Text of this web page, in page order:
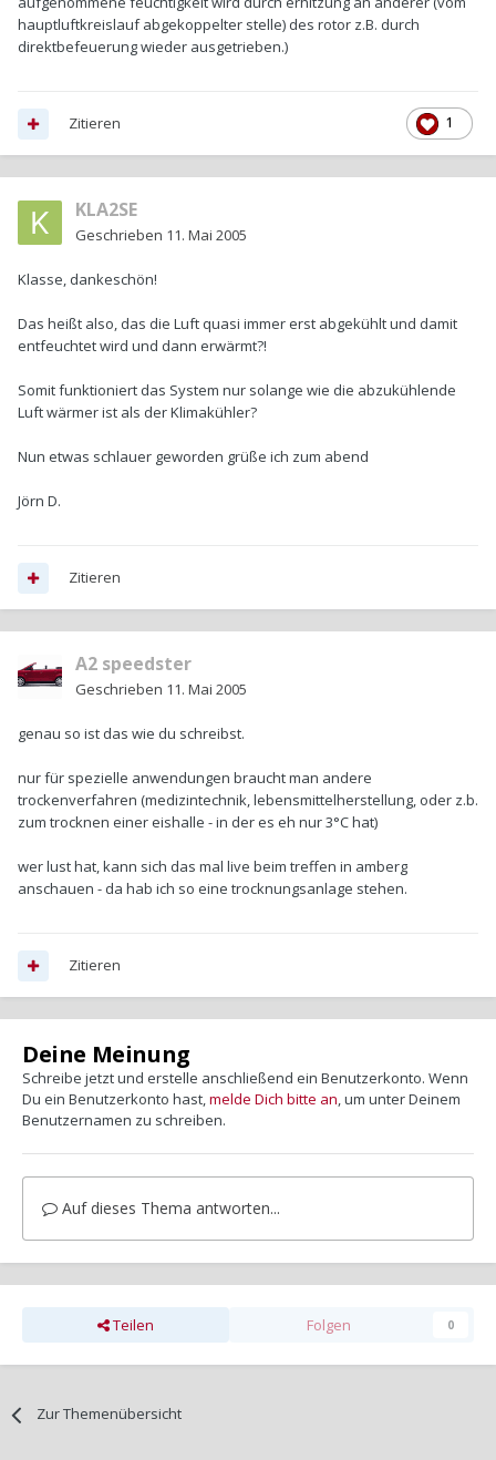
hauptluftkreislauf abgekoppelter stelle) des rotor z.B. durch
direktbefeuerung wieder ausgetrieben.)
1
Zitieren
KLA2SE
Geschrieben 11. Mai 2005
Klasse, dankeschön!
Das heißt also, das die Luft quasi immer erst abgekühlt und damit
entfeuchtet wird und dann erwärmt?!
Somit funktioniert das System nur solange wie die abzukühlende
Luft wärmer ist als der Klimakühler?
Nun etwas schlauer geworden grüße ich zum abend
Jörn D.
Zitieren
A2 speedster
Geschrieben 11. Mai 2005
genau so ist das wie du schreibst.
nur für spezielle anwendungen braucht man andere
trockenverfahren (medizintechnik, lebensmittelherstellung, oder z.b.
zum trocknen einer eishalle - in der es eh nur 3°C hat)
wer lust hat, kann sich das mal live beim treffen in amberg
anschauen - da hab ich so eine trocknungsanlage stehen.
Zitieren
Deine Meinung
Schreibe jetzt und erstelle anschließend ein Benutzerkonto. Wenn
Du ein Benutzerkonto hast,melde Dich bitte an, um unter Deinem
Benutzernamen zu schreiben.
Auf dieses Thema antworten...
Teilen Folgen 0
Zur Themenübersicht